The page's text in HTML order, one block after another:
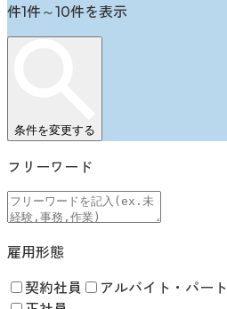
件1件～10件を表示
条件を変更する
フリーワード
雇用形態
契約社員 アルバイト・パート